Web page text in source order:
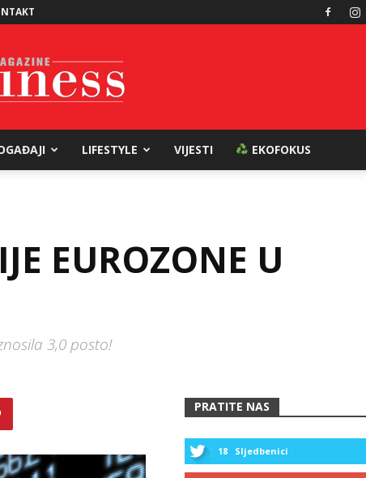
Magazine
LIFESTYLE VIJESTI EKOFOKUS
EUROZONE U
3,0 posto!
PRATITE NAS
18 Sljedbenici